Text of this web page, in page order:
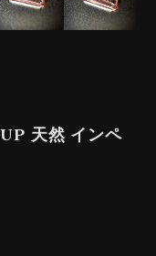
天然 インペ